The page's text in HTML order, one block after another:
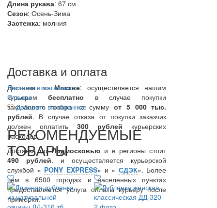
Длина рукава: 67 см
Сезон: Осень-Зима
Застежка: молния
Доставка и оплата
Доставка поМоскве: осуществляется нашим
курьеромбесплатно в случае покупки
заказанного товара на суммуот 5 000 тыс.
рублей. В случае отказа от покупки заказчик
должен оплатить300 рублей курьерских
расходов.
Доставка поПодмосковью и в регионы стоит
490 рублей. и осуществляется курьерской
службой « PONY EXPRESS» и « СДЭК». Более
чем в 6500 городах и населенных пунктах
предоставляется услуга оплаты курьеру после
примерки.
Наличие в магазинах
Отзывы
Добавить в избранное
РЕКОМЕНДУЕМЫЕ
ТОВАРЫ